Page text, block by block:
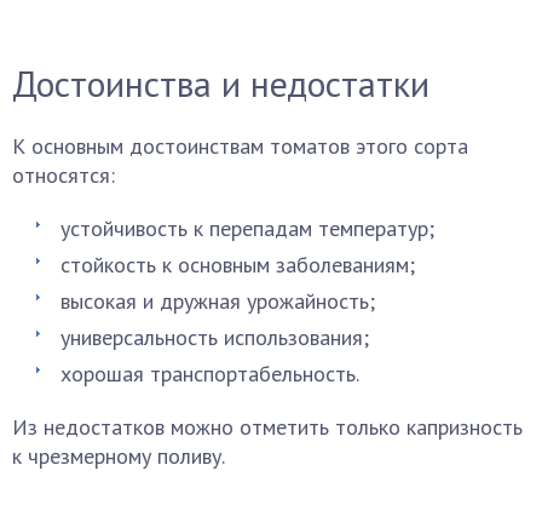
Достоинства и недостатки
К основным достоинствам томатов этого сорта
относятся:
устойчивость к перепадам температур;
стойкость к основным заболеваниям;
высокая и дружная урожайность;
универсальность использования;
хорошая транспортабельность.
Из недостатков можно отметить только капризность
к чрезмерному поливу.